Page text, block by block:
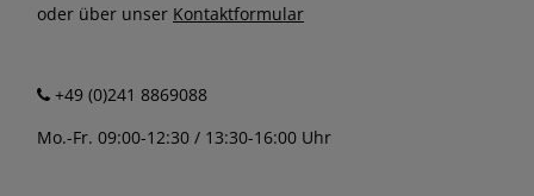
oder über unser Kontaktformular
+49 (0)241 8869088
Mo.-Fr. 09:00-12:30 / 13:30-16:00 Uhr